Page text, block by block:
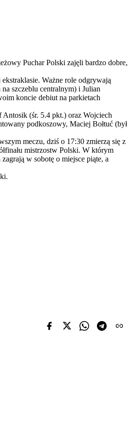
Puchar Polski zajęli bardzo dobre,
Ważne role odgrywają
szczeblu centralnym) i Julian
koncie debiut na parkietach
(śr. 5.4 pkt.) oraz Wojciech
podkoszowy, Maciej Bołtuć (był
meczu, dziś o 17:30 zmierzą się z
mistrzostw Polski. W którym
w sobotę o miejsce piąte, a